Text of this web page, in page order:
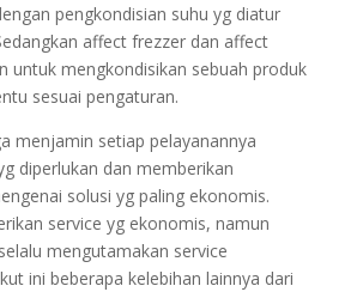
pengkondisian suhu yg diatur
affect frezzer dan affect
untuk mengkondisikan sebuah produk
sesuai pengaturan.
menjamin setiap pelayanannya
diperlukan dan memberikan
solusi yg paling ekonomis.
service yg ekonomis, namun
mengutamakan service
ini beberapa kelebihan lainnya dari